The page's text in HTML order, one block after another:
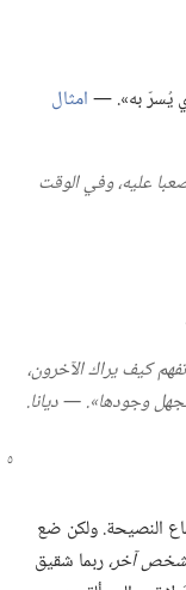
يُسرّ به».‏ —‏امثال
عليه،‏ وفي الوقت
كيف يراك الآخرون،‏
وجودها».‏ —‏ ديانا.‏
النصيحة.‏ ولكن ضع
آخر،‏ربما شقيق